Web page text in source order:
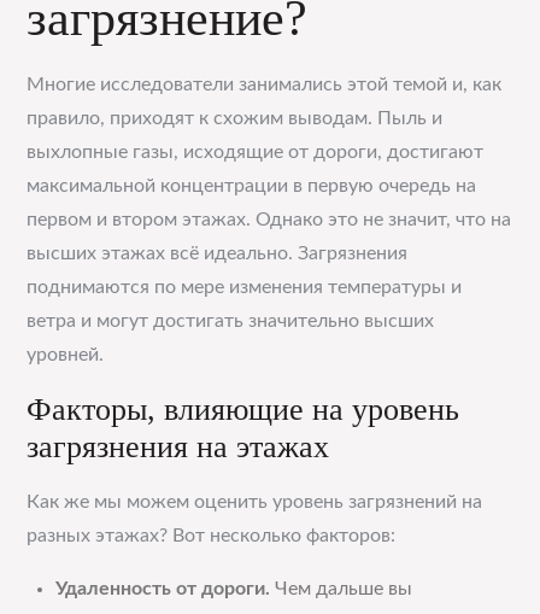
загрязнение?
Многие исследователи занимались этой темой и, как
правило, приходят к схожим выводам. Пыль и
выхлопные газы, исходящие от дороги, достигают
максимальной концентрации в первую очередь на
первом и втором этажах. Однако это не значит, что на
высших этажах всё идеально. Загрязнения
поднимаются по мере изменения температуры и
ветра и могут достигать значительно высших
уровней.
Факторы, влияющие на уровень
загрязнения на этажах
Как же мы можем оценить уровень загрязнений на
разных этажах? Вот несколько факторов:
Удаленность от дороги. Чем дальше вы